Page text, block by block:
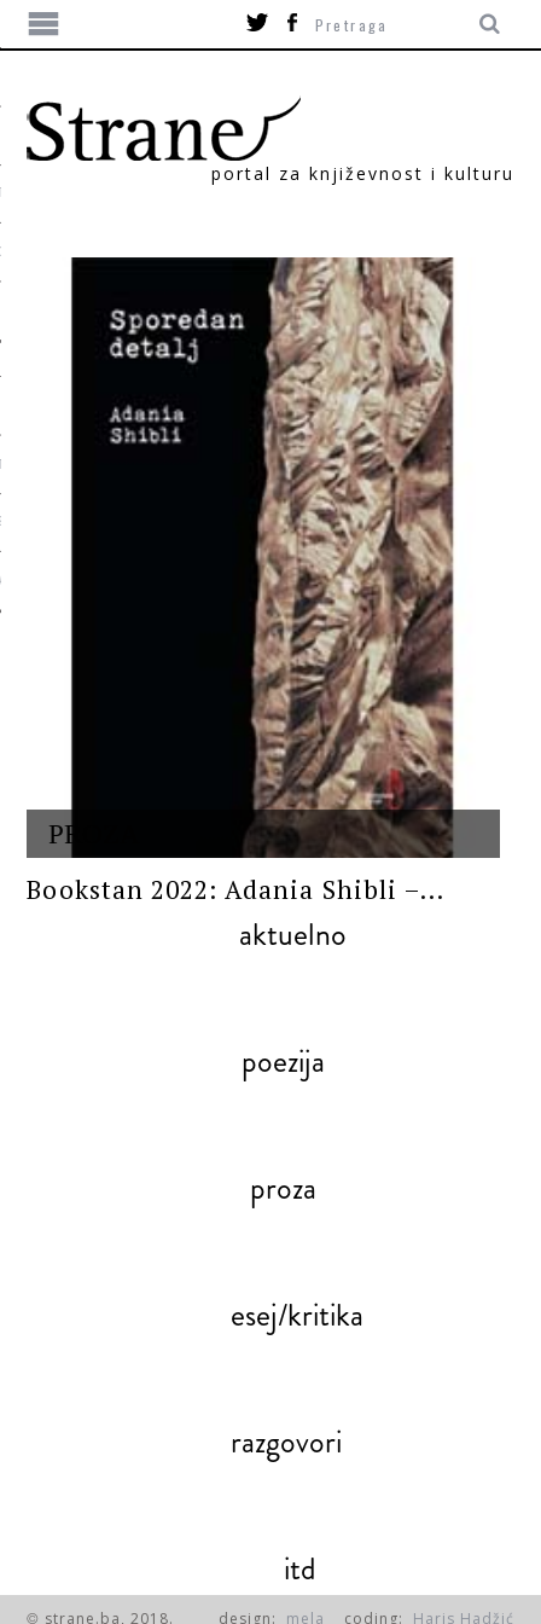
portal za književnost i kulturu
PROZA
Bookstan 2022: Adania Shibli –...
aktuelno
poezija
proza
esej/kritika
razgovori
itd
© strane.ba, 2018. design: mela coding: Haris Hadžić